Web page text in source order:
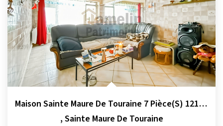
ESPACE CLIENT
Maison Sainte Maure De Touraine 7 Pièce(s) 121 M2
, Sainte Maure De Touraine